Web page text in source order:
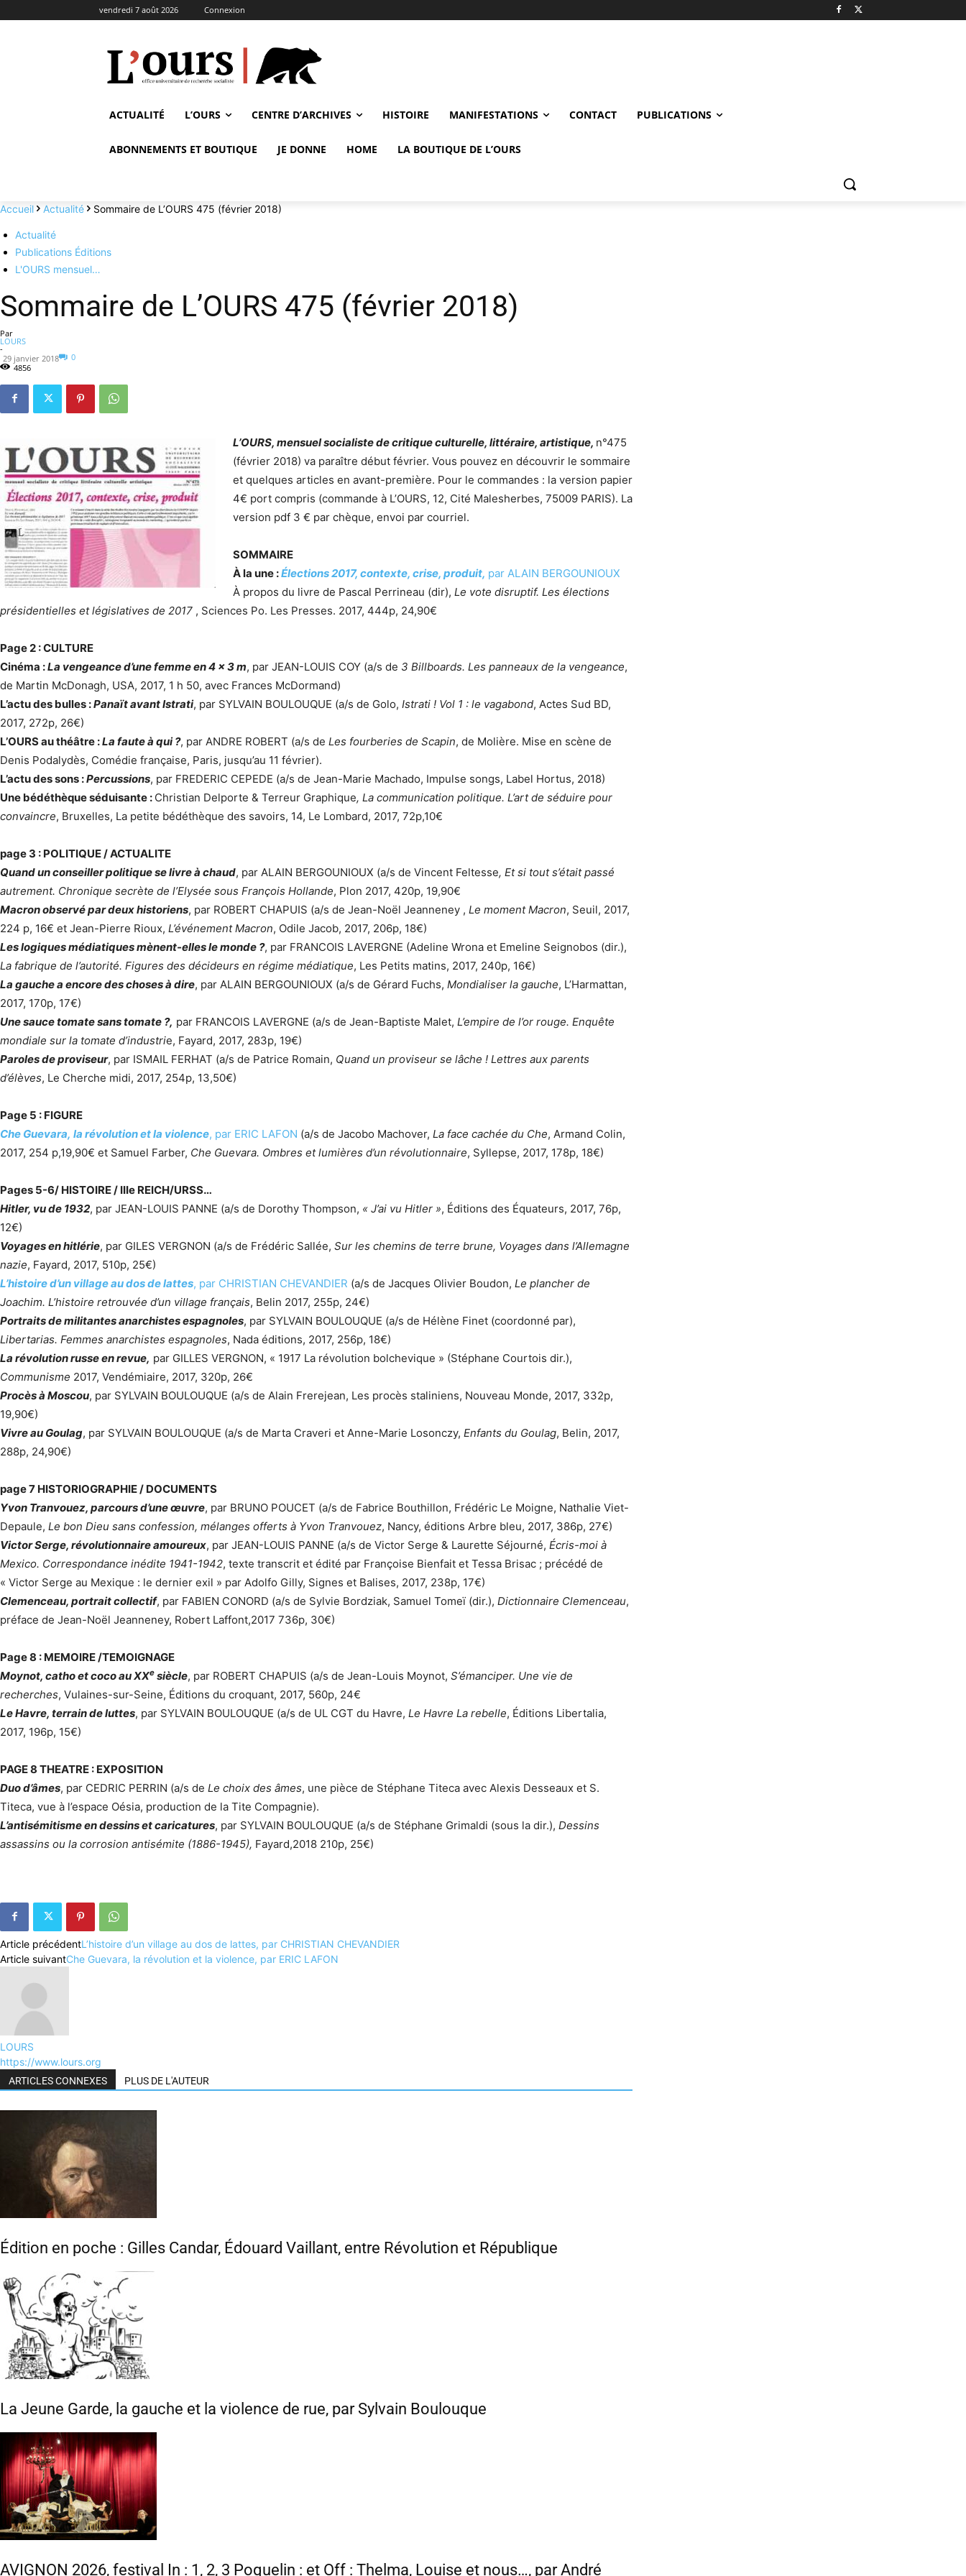
vendredi 7 août 2026 Connexion
ACTUALITÉ L’OURS CENTRE D’ARCHIVES HISTOIRE MANIFESTATIONS CONTACT PUBLICATIONS
ABONNEMENTS ET BOUTIQUE JE DONNE HOME LA BOUTIQUE DE L’OURS
Accueil Actualité Sommaire de L’OURS 475 (février 2018)
Actualité
Publications Éditions
L'OURS mensuel…
Sommaire de L’OURS 475 (février 2018)
Par
LOURS
-
29 janvier 2018
0
4856
L’OURS, mensuel socialiste de critique culturelle, littéraire, artistique, n°475
(février 2018) va paraître début février. Vous pouvez en découvrir le sommaire
et quelques articles en avant-première. Pour le commandes : la version papier
4€ port compris (commande à L’OURS, 12, Cité Malesherbes, 75009 PARIS). La
version pdf 3 € par chèque, envoi par courriel.
SOMMAIRE
À la une :Élections 2017, contexte, crise, produit, par ALAIN BERGOUNIOUX
À propos du livre de Pascal Perrineau (dir), Le vote disruptif. Les élections
présidentielles et législatives de 2017 , Sciences Po. Les Presses. 2017, 444p, 24,90€
Page 2 : CULTURE
Cinéma :La vengeance d’une femme en 4 x 3 m, par JEAN-LOUIS COY (a/s de 3 Billboards. Les panneaux de la vengeance,
de Martin McDonagh, USA, 2017, 1 h 50, avec Frances McDormand)
L’actu des bulles :Panaït avant Istrati, par SYLVAIN BOULOUQUE (a/s de Golo, Istrati ! Vol 1 : le vagabond, Actes Sud BD,
2017, 272p, 26€)
L’OURS au théâtre :La faute à qui ?, par ANDRE ROBERT (a/s de Les fourberies de Scapin, de Molière. Mise en scène de
Denis Podalydès, Comédie française, Paris, jusqu’au 11 février).
L’actu des sons :Percussions, par FREDERIC CEPEDE (a/s de Jean-Marie Machado, Impulse songs, Label Hortus, 2018)
Une bédéthèque séduisante : Christian Delporte & Terreur Graphique, La communication politique. L’art de séduire pour
convaincre, Bruxelles, La petite bédéthèque des savoirs, 14, Le Lombard, 2017, 72p,10€
page 3 : POLITIQUE / ACTUALITE
Quand un conseiller politique se livre à chaud, par ALAIN BERGOUNIOUX (a/s de Vincent Feltesse, Et si tout s’était passé
autrement. Chronique secrète de l’Elysée sous François Hollande, Plon 2017, 420p, 19,90€
Macron observé par deux historiens, par ROBERT CHAPUIS (a/s de Jean-Noël Jeanneney , Le moment Macron, Seuil, 2017,
224 p, 16€ et Jean-Pierre Rioux, L’événement Macron, Odile Jacob, 2017, 206p, 18€)
Les logiques médiatiques mènent-elles le monde ?, par FRANCOIS LAVERGNE (Adeline Wrona et Emeline Seignobos (dir.),
La fabrique de l’autorité. Figures des décideurs en régime médiatique, Les Petits matins, 2017, 240p, 16€)
La gauche a encore des choses à dire, par ALAIN BERGOUNIOUX (a/s de Gérard Fuchs, Mondialiser la gauche, L’Harmattan,
2017, 170p, 17€)
Une sauce tomate sans tomate ?, par FRANCOIS LAVERGNE (a/s de Jean-Baptiste Malet, L’empire de l’or rouge. Enquête
mondiale sur la tomate d’industrie, Fayard, 2017, 283p, 19€)
Paroles de proviseur, par ISMAIL FERHAT (a/s de Patrice Romain, Quand un proviseur se lâche ! Lettres aux parents
d’élèves, Le Cherche midi, 2017, 254p, 13,50€)
Page 5 : FIGURE
Che Guevara, la révolution et la violence, par ERIC LAFON (a/s de Jacobo Machover, La face cachée du Che, Armand Colin,
2017, 254 p,19,90€ et Samuel Farber, Che Guevara. Ombres et lumières d’un révolutionnaire, Syllepse, 2017, 178p, 18€)
Pages 5-6/ HISTOIRE / IIIe REICH/URSS…
Hitler, vu de 1932, par JEAN-LOUIS PANNE (a/s de Dorothy Thompson, « J’ai vu Hitler », Éditions des Équateurs, 2017, 76p,
12€)
Voyages en hitlérie, par GILES VERGNON (a/s de Frédéric Sallée, Sur les chemins de terre brune, Voyages dans l’Allemagne
nazie, Fayard, 2017, 510p, 25€)
L’histoire d’un village au dos de lattes, par CHRISTIAN CHEVANDIER (a/s de Jacques Olivier Boudon, Le plancher de
Joachim. L’histoire retrouvée d’un village français, Belin 2017, 255p, 24€)
Portraits de militantes anarchistes espagnoles, par SYLVAIN BOULOUQUE (a/s de Hélène Finet (coordonné par),
Libertarias. Femmes anarchistes espagnoles, Nada éditions, 2017, 256p, 18€)
La révolution russe en revue, par GILLES VERGNON, « 1917 La révolution bolchevique » (Stéphane Courtois dir.),
Communisme 2017, Vendémiaire, 2017, 320p, 26€
Procès à Moscou, par SYLVAIN BOULOUQUE (a/s de Alain Frerejean, Les procès staliniens, Nouveau Monde, 2017, 332p,
19,90€)
Vivre au Goulag, par SYLVAIN BOULOUQUE (a/s de Marta Craveri et Anne-Marie Losonczy, Enfants du Goulag, Belin, 2017,
288p, 24,90€)
page 7 HISTORIOGRAPHIE / DOCUMENTS
Yvon Tranvouez, parcours d’une œuvre, par BRUNO POUCET (a/s de Fabrice Bouthillon, Frédéric Le Moigne, Nathalie Viet-
Depaule, Le bon Dieu sans confession, mélanges offerts à Yvon Tranvouez, Nancy, éditions Arbre bleu, 2017, 386p, 27€)
Victor Serge, révolutionnaire amoureux, par JEAN-LOUIS PANNE (a/s de Victor Serge & Laurette Séjourné, Écris-moi à
Mexico. Correspondance inédite 1941-1942, texte transcrit et édité par Françoise Bienfait et Tessa Brisac ; précédé de
« Victor Serge au Mexique : le dernier exil » par Adolfo Gilly, Signes et Balises, 2017, 238p, 17€)
Clemenceau, portrait collectif, par FABIEN CONORD (a/s de Sylvie Bordziak, Samuel Tomeï (dir.), Dictionnaire Clemenceau,
préface de Jean-Noël Jeanneney, Robert Laffont,2017 736p, 30€)
Page 8 : MEMOIRE /TEMOIGNAGE
Moynot, catho et coco au XXe siècle, par ROBERT CHAPUIS (a/s de Jean-Louis Moynot, S’émanciper. Une vie de
recherches, Vulaines-sur-Seine, Éditions du croquant, 2017, 560p, 24€
Le Havre, terrain de luttes, par SYLVAIN BOULOUQUE (a/s de UL CGT du Havre, Le Havre La rebelle, Éditions Libertalia,
2017, 196p, 15€)
PAGE 8 THEATRE : EXPOSITION
Duo d’âmes, par CEDRIC PERRIN (a/s de Le choix des âmes, une pièce de Stéphane Titeca avec Alexis Desseaux et S.
Titeca, vue à l’espace Oésia, production de la Tite Compagnie).
L’antisémitisme en dessins et caricatures, par SYLVAIN BOULOUQUE (a/s de Stéphane Grimaldi (sous la dir.), Dessins
assassins ou la corrosion antisémite (1886-1945), Fayard,2018 210p, 25€)
Article précédentL’histoire d’un village au dos de lattes, par CHRISTIAN CHEVANDIER
Article suivantChe Guevara, la révolution et la violence, par ERIC LAFON
LOURS
https://www.lours.org
ARTICLES CONNEXES PLUS DE L'AUTEUR
Édition en poche : Gilles Candar, Édouard Vaillant, entre Révolution et République
La Jeune Garde, la gauche et la violence de rue, par Sylvain Boulouque
AVIGNON 2026, festival In : 1, 2, 3 Poquelin : et Off : Thelma, Louise et nous…, par André